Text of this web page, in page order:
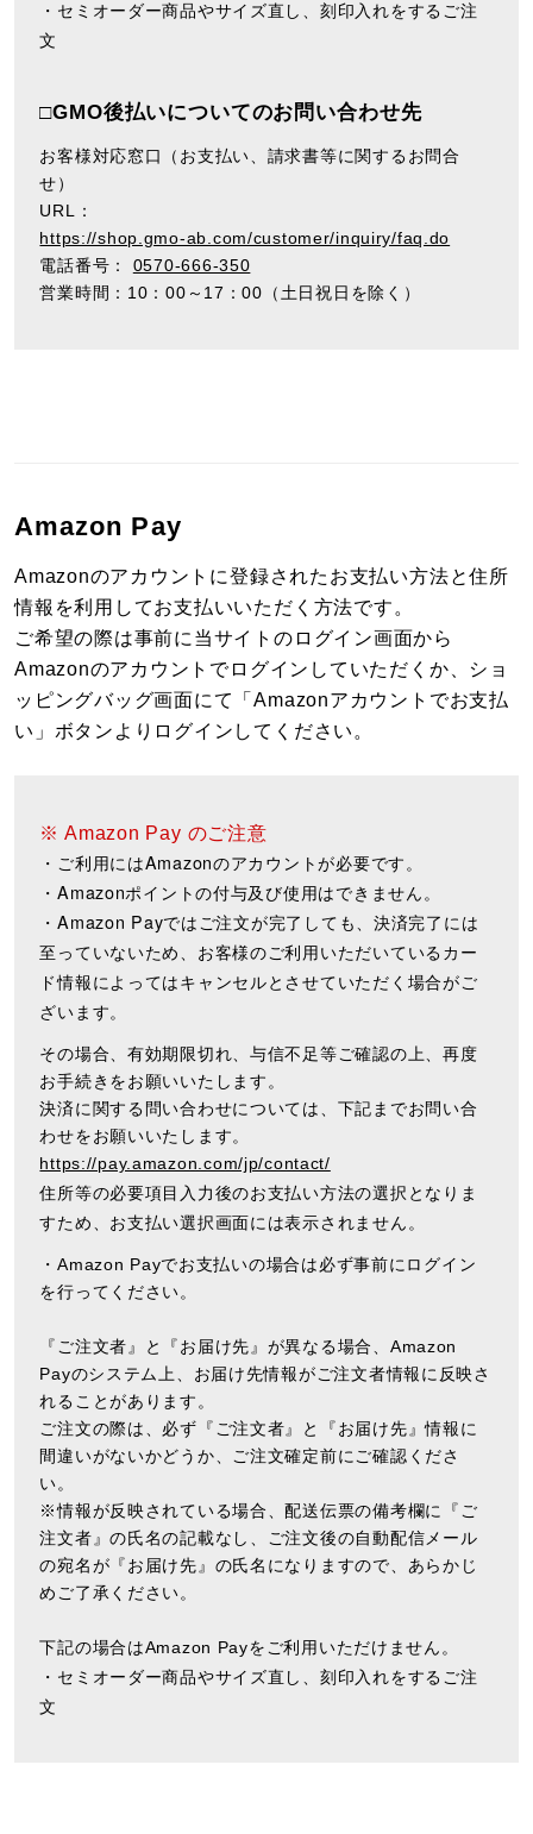
・セミオーダー商品やサイズ直し、刻印入れをするご注
文
□GMO後払いについてのお問い合わせ先
お客様対応窓口（お支払い、請求書等に関するお問合
せ）
URL：
https://shop.gmo-ab.com/customer/inquiry/faq.do
電話番号： 0570-666-350
営業時間：10：00～17：00（土日祝日を除く）
Amazon Pay
Amazonのアカウントに登録されたお支払い方法と住所
情報を利用してお支払いいただく方法です。
ご希望の際は事前に当サイトのログイン画面から
Amazonのアカウントでログインしていただくか、ショ
ッピングバッグ画面にて「Amazonアカウントでお支払
い」ボタンよりログインしてください。
※ Amazon Pay のご注意
・ご利用にはAmazonのアカウントが必要です。
・Amazonポイントの付与及び使用はできません。
・Amazon Payではご注文が完了しても、決済完了には
至っていないため、お客様のご利用いただいているカー
ド情報によってはキャンセルとさせていただく場合がご
ざいます。
その場合、有効期限切れ、与信不足等ご確認の上、再度
お手続きをお願いいたします。
決済に関する問い合わせについては、下記までお問い合
わせをお願いいたします。
https://pay.amazon.com/jp/contact/
住所等の必要項目入力後のお支払い方法の選択となりま
すため、お支払い選択画面には表示されません。
・Amazon Payでお支払いの場合は必ず事前にログイン
を行ってください。
『ご注文者』と『お届け先』が異なる場合、Amazon
Payのシステム上、お届け先情報がご注文者情報に反映さ
れることがあります。
ご注文の際は、必ず『ご注文者』と『お届け先』情報に
間違いがないかどうか、ご注文確定前にご確認くださ
い。
※情報が反映されている場合、配送伝票の備考欄に『ご
注文者』の氏名の記載なし、ご注文後の自動配信メール
の宛名が『お届け先』の氏名になりますので、あらかじ
めご了承ください。
下記の場合はAmazon Payをご利用いただけません。
・セミオーダー商品やサイズ直し、刻印入れをするご注
文